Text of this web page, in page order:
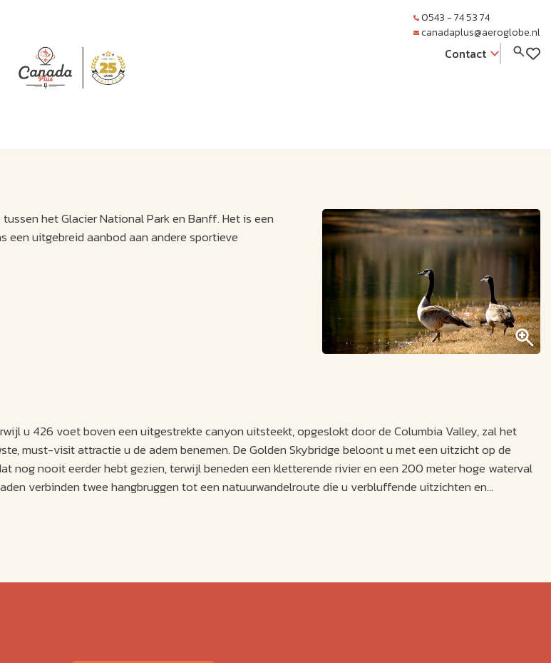
JUBI LEUM
0543 - 74 53 74
canadaplus@aeroglobe.nl
Contact
het Glacier National Park en Banff. Het is een
een uitgebreid aanbod aan andere sportieve
u 426 voet boven een uitgestrekte canyon uitsteekt, opgeslokt door de Columbia Valley, zal het
must-visit attractie u de adem benemen. De Golden Skybridge beloont u met een uitzicht op de
nog nooit eerder hebt gezien, terwijl beneden een kletterende rivier en een 200 meter hoge waterval
verbinden twee hangbruggen tot een natuurwandelroute die u verbluffende uitzichten en
toegankelijke pad zijn uitkijkplatforms zodat u volop prachtige foto's kunt maken van de